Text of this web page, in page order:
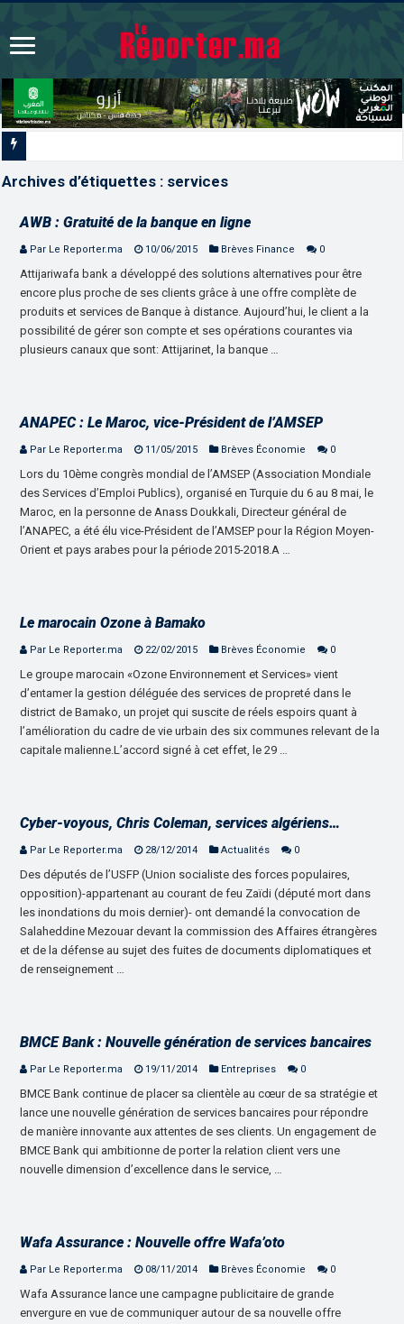
Archives d’étiquettes : services
AWB : Gratuité de la banque en ligne
Par Le Reporter.ma 10/06/2015 Brèves Finance 0
Attijariwafa bank a développé des solutions alternatives pour être
encore plus proche de ses clients grâce à une offre complète de
produits et services de Banque à distance. Aujourd’hui, le client a la
possibilité de gérer son compte et ses opérations courantes via
plusieurs canaux que sont: Attijarinet, la banque …
ANAPEC : Le Maroc, vice-Président de l’AMSEP
Par Le Reporter.ma 11/05/2015 Brèves Économie 0
Lors du 10ème congrès mondial de l’AMSEP (Association Mondiale
des Services d’Emploi Publics), organisé en Turquie du 6 au 8 mai, le
Maroc, en la personne de Anass Doukkali, Directeur général de
l’ANAPEC, a été élu vice-Président de l’AMSEP pour la Région Moyen-
Orient et pays arabes pour la période 2015-2018.A …
Le marocain Ozone à Bamako
Par Le Reporter.ma 22/02/2015 Brèves Économie 0
Le groupe marocain «Ozone Environnement et Services» vient
d’entamer la gestion déléguée des services de propreté dans le
district de Bamako, un projet qui suscite de réels espoirs quant à
l’amélioration du cadre de vie urbain des six communes relevant de la
capitale malienne.L’accord signé à cet effet, le 29 …
Cyber-voyous, Chris Coleman, services algériens…
Par Le Reporter.ma 28/12/2014 Actualités 0
Des députés de l’USFP (Union socialiste des forces populaires,
opposition)-appartenant au courant de feu Zaïdi (député mort dans
les inondations du mois dernier)- ont demandé la convocation de
Salaheddine Mezouar devant la commission des Affaires étrangères
et de la défense au sujet des fuites de documents diplomatiques et
de renseignement …
BMCE Bank : Nouvelle génération de services bancaires
Par Le Reporter.ma 19/11/2014 Entreprises 0
BMCE Bank continue de placer sa clientèle au cœur de sa stratégie et
lance une nouvelle génération de services bancaires pour répondre
de manière innovante aux attentes de ses clients. Un engagement de
BMCE Bank qui ambitionne de porter la relation client vers une
nouvelle dimension d’excellence dans le service, …
Wafa Assurance : Nouvelle offre Wafa’oto
Par Le Reporter.ma 08/11/2014 Brèves Économie 0
Wafa Assurance lance une campagne publicitaire de grande
envergure en vue de communiquer autour de sa nouvelle offre